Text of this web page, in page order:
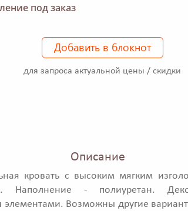
под заказ
Добавить в блокнот
для запроса актуальной цены / скидки
Описание
кровать с высоким мягким
Наполнение - полиуретан.
элементами. Возможны другие